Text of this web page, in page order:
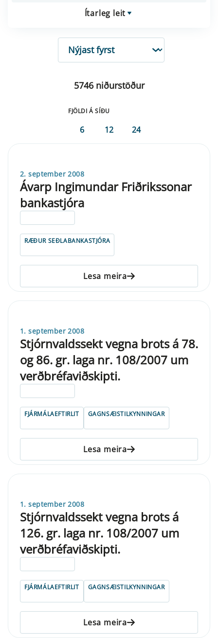
Ítarleg leit
RÖÐUN
5746 niðurstöður
FJÖLDI Á SÍÐU
6 12 24
2. september 2008
Ávarp Ingimundar Friðrikssonar
bankastjóra
RÆÐUR SEÐLABANKASTJÓRA
Lesa meira
1. september 2008
Stjórnvaldssekt vegna brots á 78.
og 86. gr. laga nr. 108/2007 um
verðbréfaviðskipti.
FJÁRMÁLAEFTIRLIT GAGNSÆISTILKYNNINGAR
Lesa meira
1. september 2008
Stjórnvaldssekt vegna brots á
126. gr. laga nr. 108/2007 um
verðbréfaviðskipti.
FJÁRMÁLAEFTIRLIT GAGNSÆISTILKYNNINGAR
Lesa meira